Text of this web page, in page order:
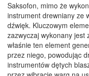
Saksofon, mimo że
instrument drewniany ze
dźwięk. Kluczowym
zazwyczaj wykonany jest
właśnie ten element
przez niego, powodując
instrumentów dętych